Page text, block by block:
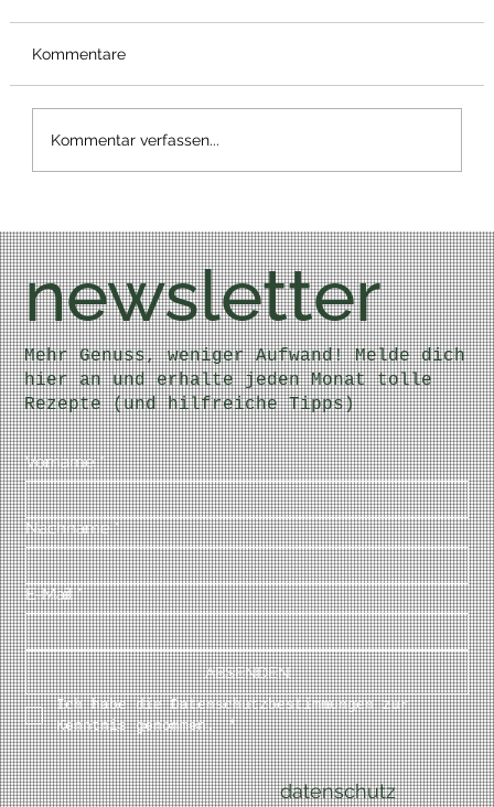
Bärlauch Wrap
Kommentare
Kommentar verfassen...
newsletter
Mehr Genuss, weniger Aufwand! Melde dich
hier an und erhalte jeden Monat tolle
Rezepte (und hilfreiche Tipps)
Vorname *
Nachname *
E-Mail *
ABSENDEN
Ich habe die Datenschutzbestimmungen zur
Kenntnis genommen. *
datenschutz